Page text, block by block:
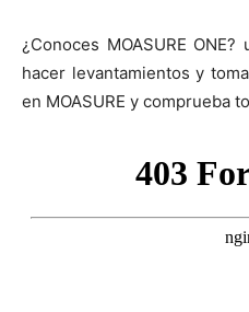
¿Conoces ⁠⁠⁠⁠⁠⁠⁠⁠⁠⁠⁠⁠⁠⁠⁠⁠⁠⁠⁠⁠⁠⁠⁠⁠⁠⁠⁠MOASURE
hacer levantamientos y
en ⁠⁠⁠⁠⁠⁠⁠⁠⁠⁠⁠⁠⁠⁠⁠⁠⁠⁠⁠⁠⁠⁠⁠⁠⁠⁠⁠MOASURE⁠⁠⁠⁠⁠⁠⁠⁠⁠⁠⁠⁠⁠⁠⁠⁠⁠⁠⁠⁠⁠⁠⁠⁠⁠⁠⁠ y comprueba